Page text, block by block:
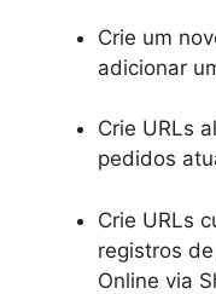
Crie um
adicionar
Crie URLs
pedidos
Crie URLs
registros
Online via